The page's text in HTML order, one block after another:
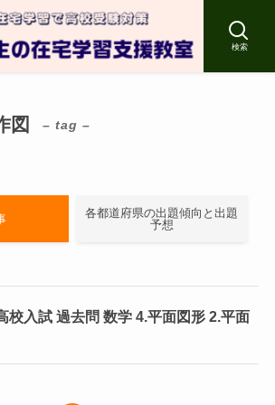
検索
図 – tag –
各都道府県の出題傾向と出題
予想
校入試 過去問 数学 4.平面図形 2.平面